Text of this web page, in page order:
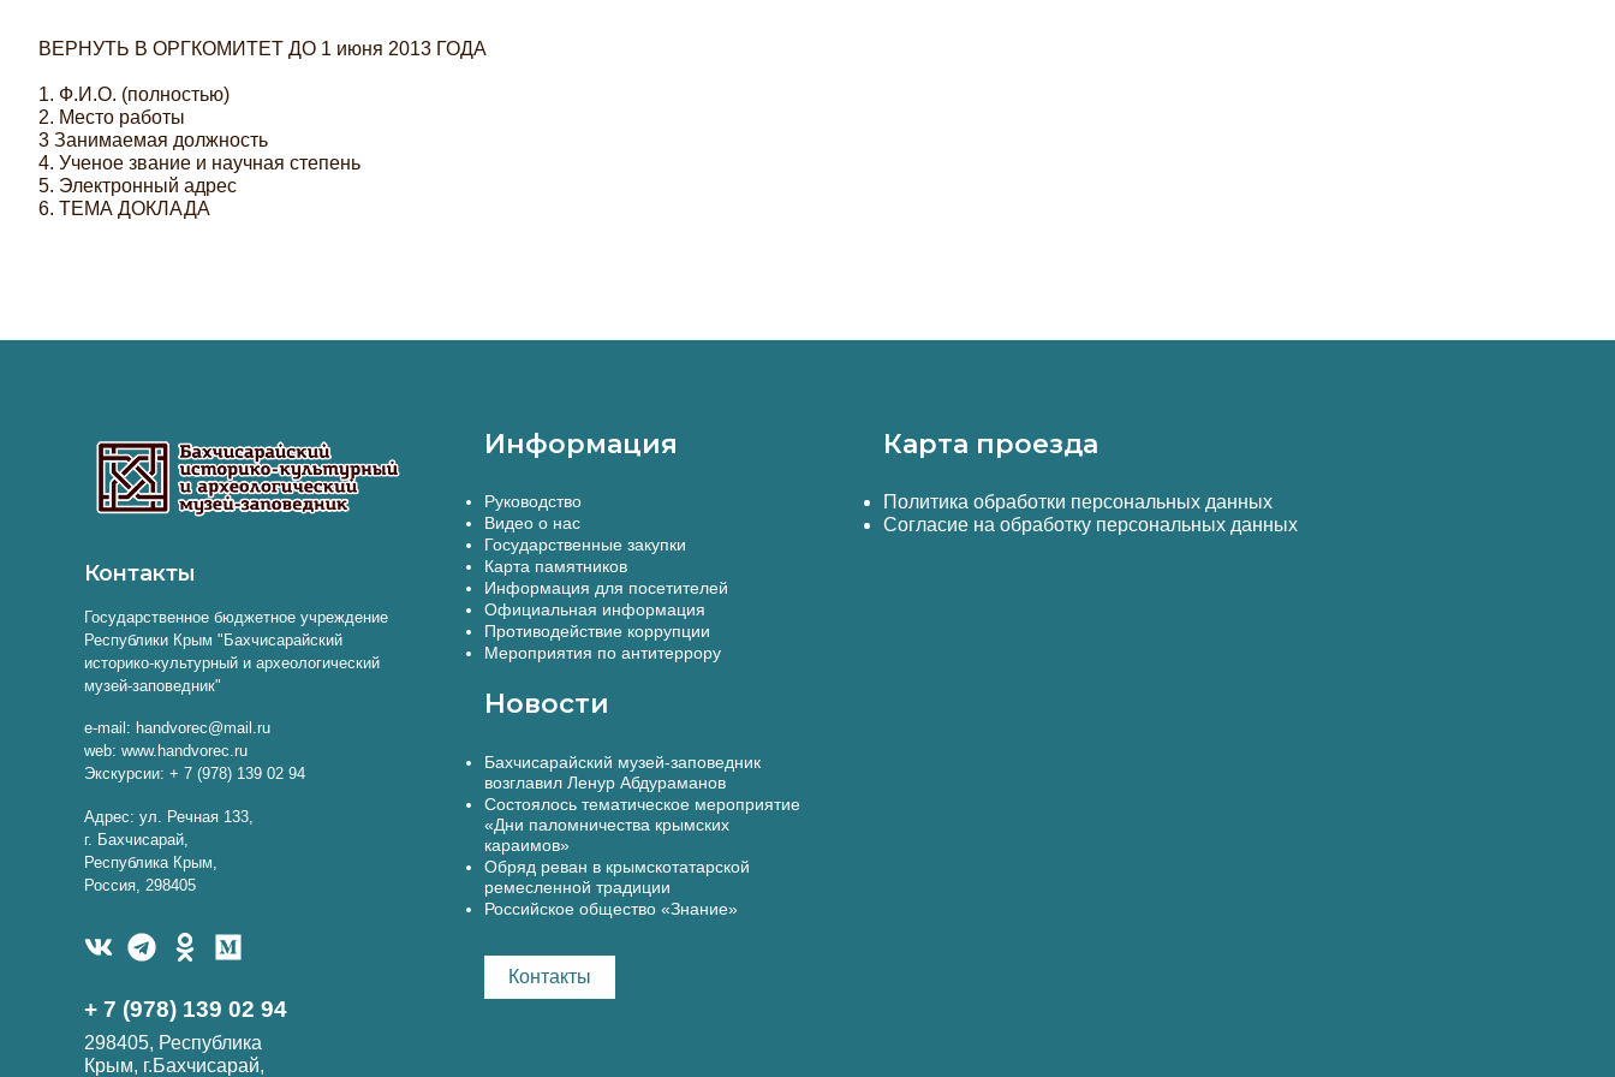
ВЕРНУТЬ В ОРГКОМИТЕТ ДО 1 июня 2013 ГОДА
1. Ф.И.О. (полностью)
2. Место работы
3 Занимаемая должность
4. Ученое звание и научная степень
5. Электронный адрес
6. ТЕМА ДОКЛАДА
Контакты
Государственное бюджетное учреждение
Республики Крым "Бахчисарайский
историко-культурный и археологический
музей-заповедник"
e-mail: handvorec@mail.ru
web: www.handvorec.ru
Экскурсии: + 7 (978) 139 02 94
Адрес: ул. Речная 133,
г. Бахчисарай,
Республика Крым,
Россия, 298405
+ 7 (978) 139 02 94
298405, Республика
Крым, г.Бахчисарай,
Информация
Руководство
Видео о нас
Государственные закупки
Карта памятников
Информация для посетителей
Официальная информация
Противодействие коррупции
Мероприятия по антитеррору
Новости
Бахчисарайский музей-заповедник
возглавил Ленур Абдураманов
Состоялось тематическое мероприятие
«Дни паломничества крымских
караимов»
Обряд реван в крымскотатарской
ремесленной традиции
Российское общество «Знание»
Контакты
Карта проезда
Политика обработки персональных данных
Согласие на обработку персональных данных